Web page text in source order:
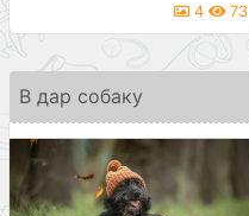
4 73
В дар собаку